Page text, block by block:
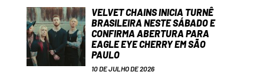
VELVET CHAINS INICIA TURNÊ
BRASILEIRA NESTE SÁBADO E
CONFIRMA ABERTURA PARA
EAGLE EYE CHERRY EM SÃO
PAULO
10 DE JULHO DE 2026